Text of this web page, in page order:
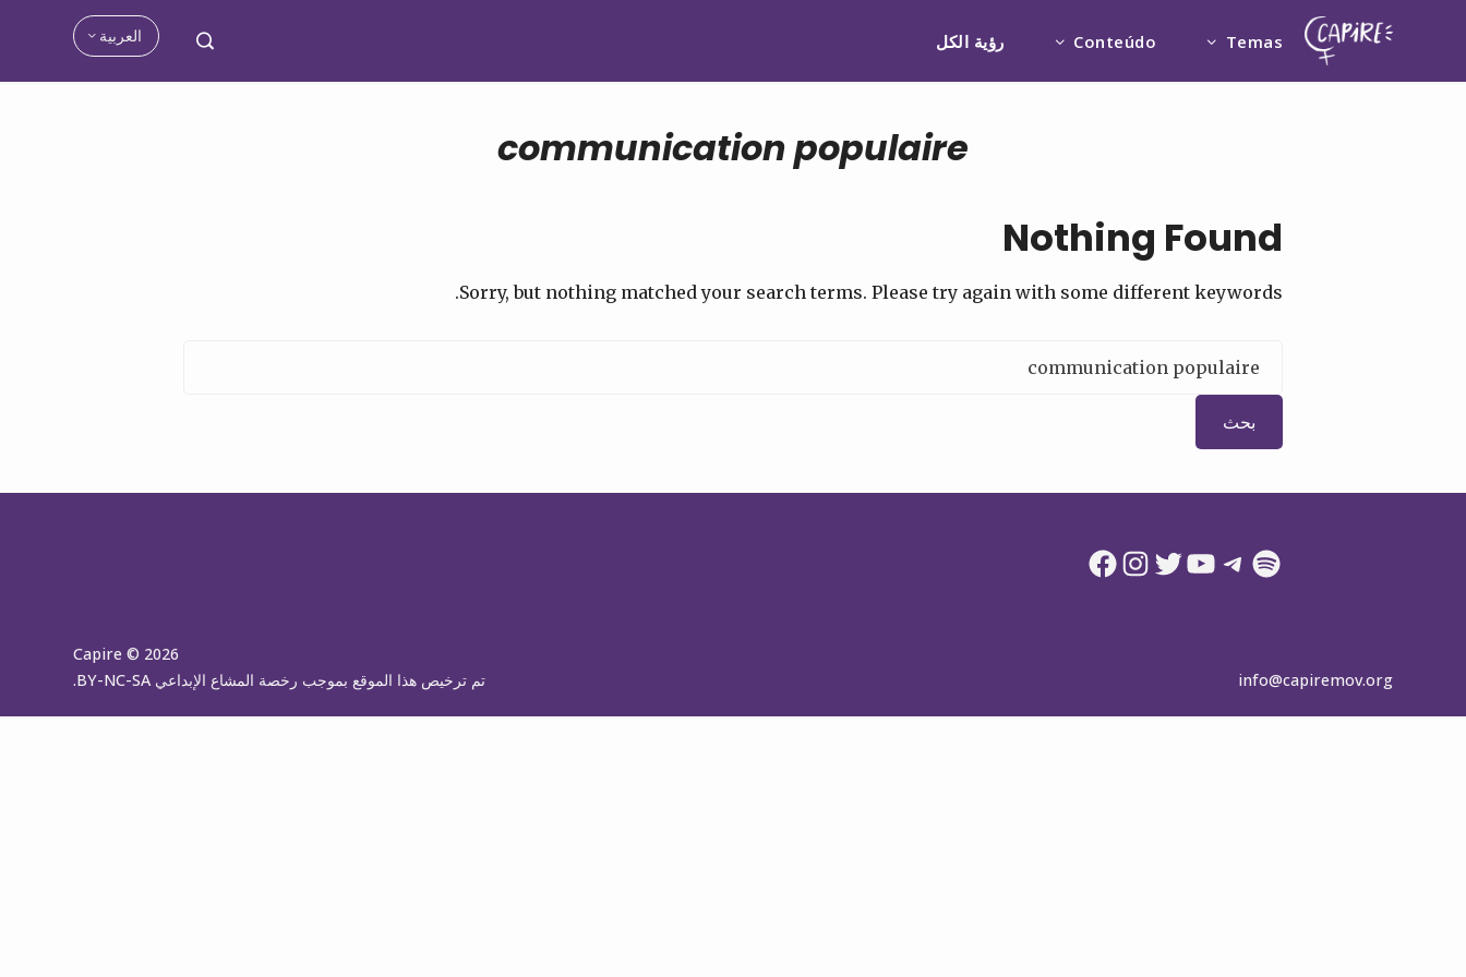
Temas
Conteúdo رؤية الكل العربية
communication populaire
Nothing Found
Sorry, but nothing matched your search terms. Please try again with some different keywords.
Spotify
Telegram
YouTube
Twitter
Instagram
Facebook
Capire © 2026
تم ترخيص هذا الموقع بموجب رخصة المشاع الإبداعي BY-NC-SA.
info@capiremov.org